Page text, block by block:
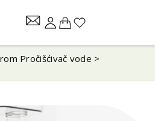
Pročišćivač vode >